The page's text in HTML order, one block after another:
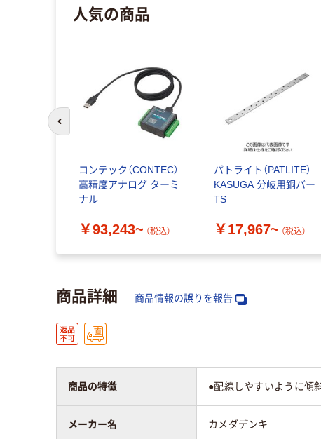
人気の商品
コンテック（CONTEC）
高精度アナログ ターミ
ナル
￥93,243~ （税込）
パトライト（PATLITE）
KASUGA 分岐用銅バー
TS
￥17,967~ （税込）
商品詳細 商品情報の誤りを報告
商品の特徴 ●配線しやすいように傾
メーカー名 カメダデンキ